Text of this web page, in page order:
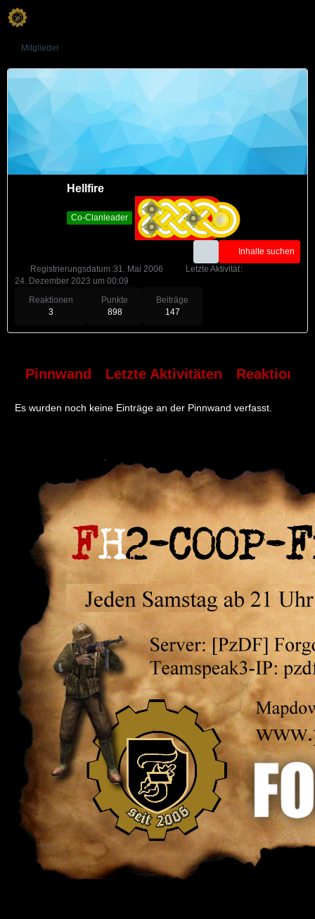
Mitglieder
Hellfire
Co-Clanleader
Reaktionen
3
Punkte
898
Beiträge
147
Inhalte suchen
Registrierungsdatum 31. Mai 2006
Letzte Aktivität
24. Dezember 2023 um 00:09
Pinnwand Letzte Aktivitäten Reaktionen
Es wurden noch keine Einträge an der Pinnwand verfasst.